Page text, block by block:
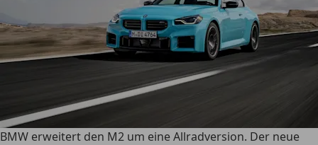
BMW erweitert den M2 um eine Allradversion. Der neue